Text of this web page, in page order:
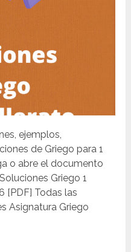
ejemplos,
de Griego para 1
o abre el documento
Griego 1
[PDF] Todas las
Asignatura Griego